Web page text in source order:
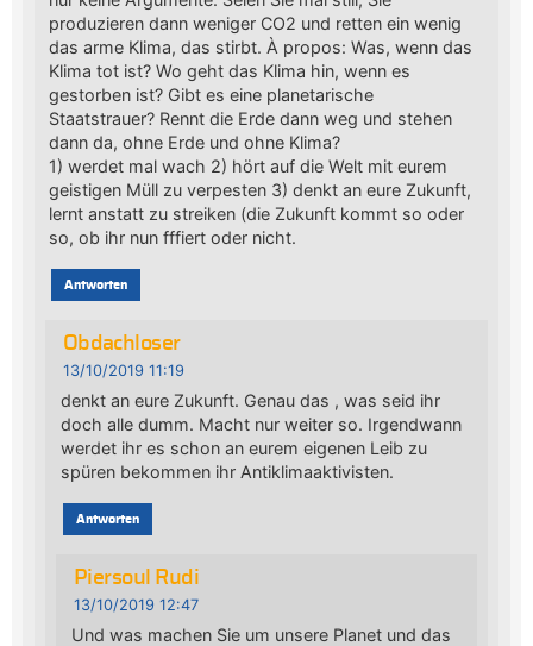
produzieren dann weniger CO2 und retten ein wenig
das arme Klima, das stirbt. À propos: Was, wenn das
Klima tot ist? Wo geht das Klima hin, wenn es
gestorben ist? Gibt es eine planetarische
Staatstrauer? Rennt die Erde dann weg und stehen
dann da, ohne Erde und ohne Klima?
1) werdet mal wach 2) hört auf die Welt mit eurem
geistigen Müll zu verpesten 3) denkt an eure Zukunft,
lernt anstatt zu streiken (die Zukunft kommt so oder
so, ob ihr nun fffiert oder nicht.
Antworten
Obdachloser
13/10/2019 11:19
denkt an eure Zukunft. Genau das , was seid ihr
doch alle dumm. Macht nur weiter so. Irgendwann
werdet ihr es schon an eurem eigenen Leib zu
spüren bekommen ihr Antiklimaaktivisten.
Antworten
Piersoul Rudi
13/10/2019 12:47
Und was machen Sie um unsere Planet und das